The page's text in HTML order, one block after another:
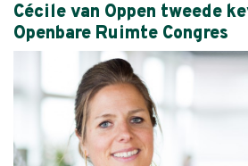
Cécile van Oppen tweede
Openbare Ruimte Congres